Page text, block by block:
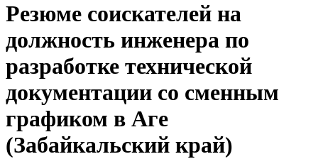
Резюме соискателей на
должность инженера по
разработке технической
документации со сменным
графиком в Аге
(Забайкальский край)